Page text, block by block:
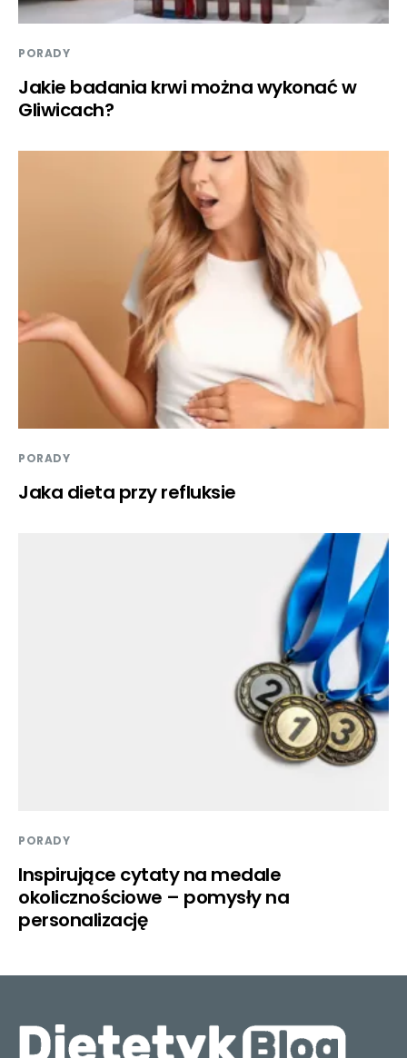
PORADY
Jakie badania krwi można wykonać w
Gliwicach?
PORADY
Jaka dieta przy refluksie
PORADY
Inspirujące cytaty na medale
okolicznościowe – pomysły na
personalizację